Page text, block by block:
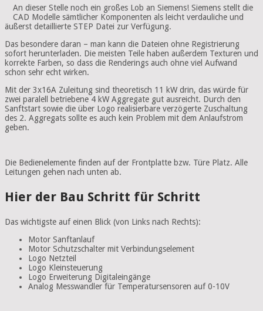
An dieser Stelle noch ein großes Lob an Siemens! Siemens stellt die
CAD Modelle sämtlicher Komponenten als leicht verdauliche und
äußerst detaillierte STEP Datei zur Verfügung.
Das besondere daran – man kann die Dateien ohne Registrierung
sofort herunterladen. Die meisten Teile haben außerdem Texturen und
korrekte Farben, so dass die Renderings auch ohne viel Aufwand
schon sehr echt wirken.
Mit der 3x16A Zuleitung sind theoretisch 11 kW drin, das würde für
zwei paralell betriebene 4 kW Aggregate gut ausreicht. Durch den
Sanftstart sowie die über Logo realisierbare verzögerte Zuschaltung
des 2. Aggregats sollte es auch kein Problem mit dem Anlaufstrom
geben.
Die Bedienelemente finden auf der Frontplatte bzw. Türe Platz. Alle
Leitungen gehen nach unten ab.
Hier der Bau Schritt für Schritt
Das wichtigste auf einen Blick (von Links nach Rechts):
Motor Sanftanlauf
Motor Schutzschalter mit Verbindungselement
Logo Netzteil
Logo Kleinsteuerung
Logo Erweiterung Digitaleingänge
Analog Messwandler für Temperatursensoren auf 0-10V